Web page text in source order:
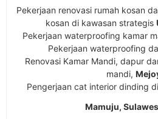
Pekerjaan renovasi rumah kosan
kosan di kawasan strategis
Pekerjaan waterproofing kamar
Pekerjaan waterproofing
Renovasi Kamar Mandi, dapur
mandi,
Pengerjaan cat interior dinding
Mamuju,